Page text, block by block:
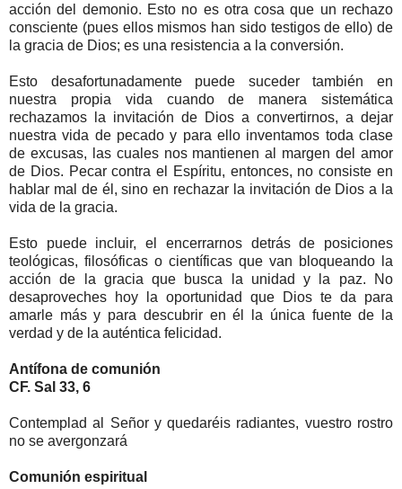
acción del demonio. Esto no es otra cosa que un rechazo
consciente (pues ellos mismos han sido testigos de ello) de
la gracia de Dios; es una resistencia a la conversión.
Esto desafortunadamente puede suceder también en
nuestra propia vida cuando de manera sistemática
rechazamos la invitación de Dios a convertirnos, a dejar
nuestra vida de pecado y para ello inventamos toda clase
de excusas, las cuales nos mantienen al margen del amor
de Dios. Pecar contra el Espíritu, entonces, no consiste en
hablar mal de él, sino en rechazar la invitación de Dios a la
vida de la gracia.
Esto puede incluir, el encerrarnos detrás de posiciones
teológicas, filosóficas o científicas que van bloqueando la
acción de la gracia que busca la unidad y la paz. No
desaproveches hoy la oportunidad que Dios te da para
amarle más y para descubrir en él la única fuente de la
verdad y de la auténtica felicidad.
Antífona de comunión
CF. Sal 33, 6
Contemplad al Señor y quedaréis radiantes, vuestro rostro
no se avergonzará
Comunión espiritual